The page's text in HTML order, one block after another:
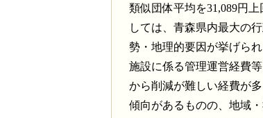
類似団体平均を31,089円
しては、青森県内最大の
勢・地理的要因が挙げら
施設に係る管理運営経費
から削減が難しい経費が
傾向があるものの、地域